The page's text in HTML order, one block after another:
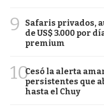
9
Safaris privados,
de US$ 3.000 por
premium
10Cesó la alerta
persistentes que
hasta el Chuy